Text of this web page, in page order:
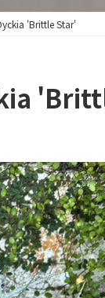
'Brittle Star'